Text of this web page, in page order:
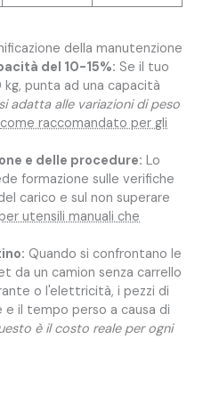
della manutenzione
del 10-15%: Se il tuo
punta ad una capacità
si adatta alle variazioni di peso
come raccomandato per gli
e delle procedure: Lo
formazione sulle verifiche
carico e sul non superare
utensili manuali che
Quando si confrontano le
da un camion senza carrello
o l'elettricità, i pezzi di
il tempo perso a causa di
è il costo reale per ogni